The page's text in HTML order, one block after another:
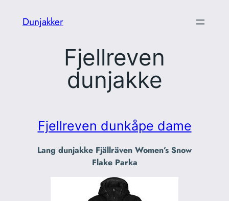
Dunjakker
Fjellreven
dunjakke
Fjellreven dunkåpe dame
Lang dunjakke Fjällräven Women’s Snow
Flake Parka